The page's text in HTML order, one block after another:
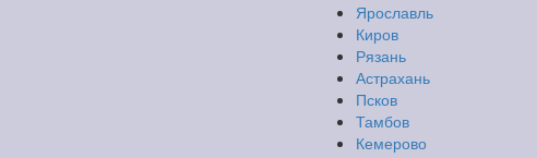
Ярославль
Киров
Рязань
Астрахань
Псков
Тамбов
Кемерово